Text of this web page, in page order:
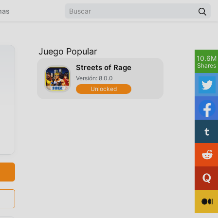
Juego Popular
Streets of Rage
Versión: 8.0.0
Unlocked
10.6M
Shares